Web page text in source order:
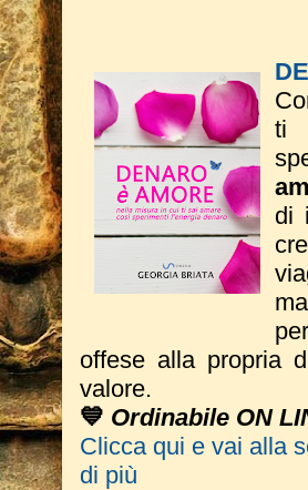
ti
di
offese alla propria
valore.
💙 Ordinabile ON
Clicca qui e vai alla
di più